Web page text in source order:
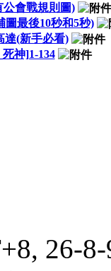
公會戰規則圖)
圖最後10秒和5秒)
達(新手必看)
神]1-134
26-